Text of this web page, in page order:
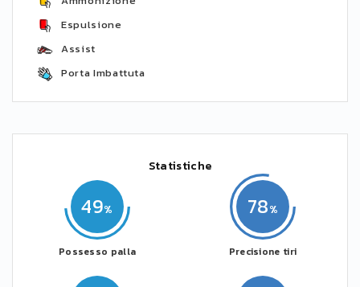
Espulsione
Assist
Porta Imbattuta
Statistiche
49
Possesso palla
78
Precisione tiri